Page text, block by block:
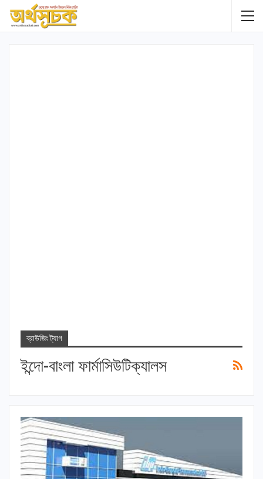
ব্রাউজিং ট্যাগ
ইন্দো-বাংলা ফার্মাসিউটিক্যালস